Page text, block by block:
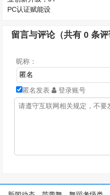
留言与评论（共有0 条评
昵称：
匿名发表 登录账号